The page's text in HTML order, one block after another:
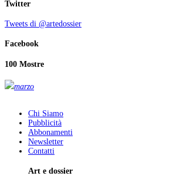
Twitter
Tweets di @artedossier
Facebook
100 Mostre
marzo
Chi Siamo
Pubblicità
Abbonamenti
Newsletter
Contatti
Art e dossier